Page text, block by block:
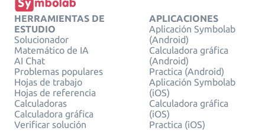
HERRAMIENTAS DE
ESTUDIO
Solucionador
Matemático de IA
AI Chat
Problemas populares
Hojas de trabajo
Hojas de referencia
Calculadoras
Calculadora gráfica
Verificar solución
APLICACIONES
Aplicación Symbolab
(Android)
Calculadora gráfica
(Android)
Practica (Android)
Aplicación Symbolab
(iOS)
Calculadora gráfica
(iOS)
Practica (iOS)